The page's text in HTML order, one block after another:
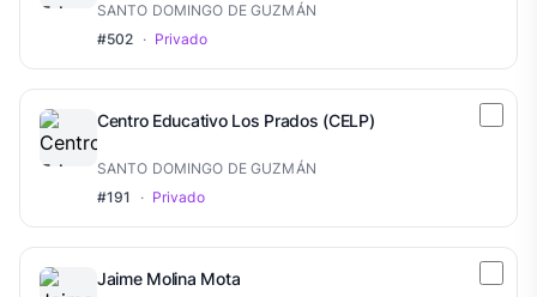
SANTO DOMINGO DE GUZMÁN
#502 · Privado
Centro Educativo Los Prados (CELP)
SANTO DOMINGO DE GUZMÁN
#191
· Privado
Jaime Molina Mota